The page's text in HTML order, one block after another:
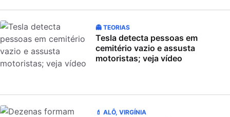
👻 TEORIAS
Tesla detecta pessoas em
cemitério vazio e assusta
motoristas; veja vídeo
💄 ALÔ, VIRGÍNIA